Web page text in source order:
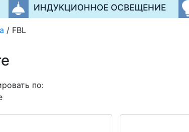
ИНДУКЦИОННОЕ ОСВЕЩЕНИЕ
/ FBL
по: